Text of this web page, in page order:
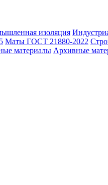
изоляция
Маты ГОСТ 21880-2022
материалы Архивные